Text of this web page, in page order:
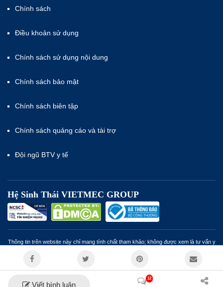
Viết bình luận
12
Chính sách
Điều khoản sử dụng
Chính sách sử dụng nội dung
Chính sách bảo mật
Chính sách biên tập
Chính sách quảng cáo và tài trợ
Đội ngũ BTV y tế
Hệ Sinh Thái VIETMEC GROUP
Thông tin trên website này chỉ mang tính chất tham khảo; không được xem là tư vấn y
viên y tế. Miễn trừ trách nhiệm